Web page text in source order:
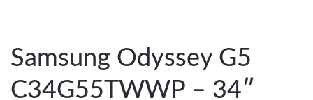
Samsung Odyssey G5
C34G55TWWP – 34″